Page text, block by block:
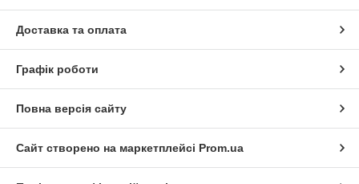
Доставка та оплата
Графік роботи
Повна версія сайту
Сайт створено на маркетплейсі Prom.ua